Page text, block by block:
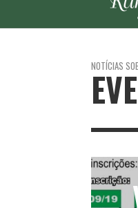
NOTÍCIAS